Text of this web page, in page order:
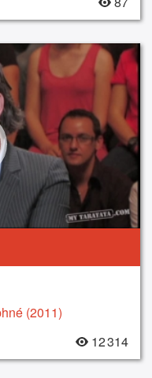
(2011)
12 314